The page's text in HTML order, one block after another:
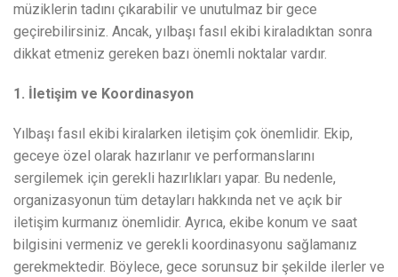
müziklerin tadını çıkarabilir ve unutulmaz bir gece
geçirebilirsiniz. Ancak, yılbaşı fasıl ekibi kiraladıktan sonra
dikkat etmeniz gereken bazı önemli noktalar vardır.
1. İletişim ve Koordinasyon
Yılbaşı fasıl ekibi kiralarken iletişim çok önemlidir. Ekip,
geceye özel olarak hazırlanır ve performanslarını
sergilemek için gerekli hazırlıkları yapar. Bu nedenle,
organizasyonun tüm detayları hakkında net ve açık bir
iletişim kurmanız önemlidir. Ayrıca, ekibe konum ve saat
bilgisini vermeniz ve gerekli koordinasyonu sağlamanız
gerekmektedir. Böylece, gece sorunsuz bir şekilde ilerler ve